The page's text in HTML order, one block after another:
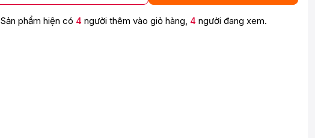
Sản phẩm hiện có 4 người thêm vào giỏ hàng, 4 người đang xem.